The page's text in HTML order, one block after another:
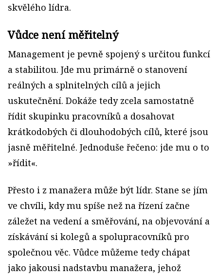
skvělého lídra.
Vůdce není měřitelný
Management je pevně spojený s určitou funkcí
a stabilitou. Jde mu primárně o stanovení
reálných a splnitelných cílů a jejich
uskutečnění. Dokáže tedy zcela samostatně
řídit skupinku pracovníků a dosahovat
krátkodobých či dlouhodobých cílů, které jsou
jasně měřitelné. Jednoduše řečeno: jde mu o to
»řídit«.
Přesto i z manažera může být lídr. Stane se jím
ve chvíli, kdy mu spíše než na řízení začne
záležet na vedení a směřování, na objevování a
získávání si kolegů a spolupracovníků pro
společnou věc. Vůdce můžeme tedy chápat
jako jakousi nadstavbu manažera, jehož